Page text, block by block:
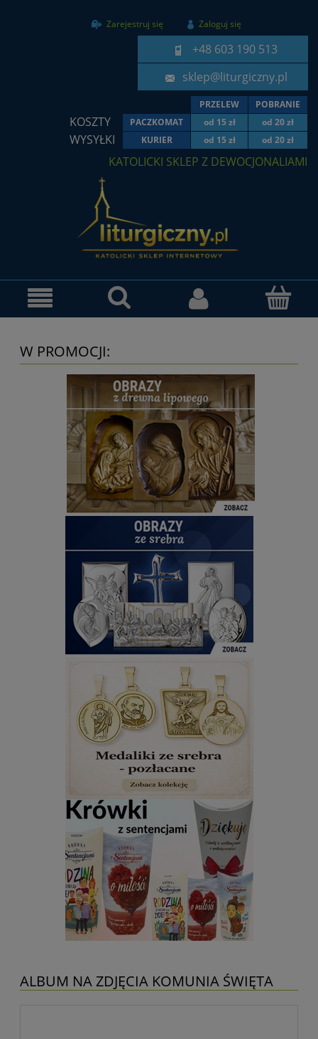
Zarejestruj się Zaloguj się
+48 603 190 513
sklep@liturgiczny.pl
PRZELEW POBRANIE
KOSZTY PACZKOMAT od 15 zł od 20 zł
WYSYŁKI KURIER od 15 zł od 20 zł
KATOLICKI SKLEP Z DEWOCJONALIAMI
W PROMOCJI:
ALBUM NA ZDJĘCIA KOMUNIA ŚWIĘTA